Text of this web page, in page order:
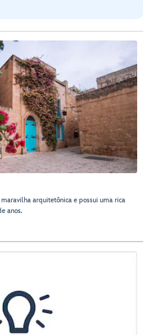
arquitetônica e possui uma rica
anos.